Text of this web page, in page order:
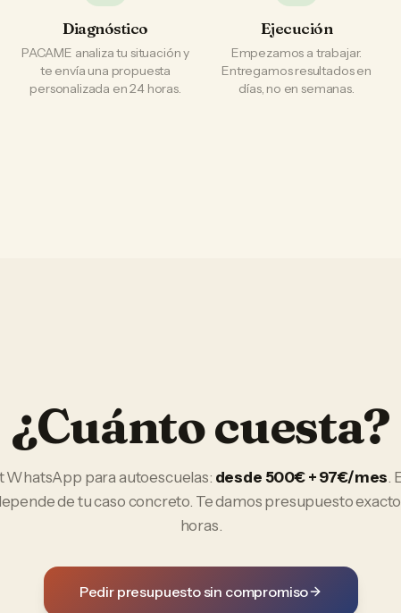
Diagnóstico
PACAME analiza tu situación y
te envía una propuesta
personalizada en 24 horas.
Ejecución
Empezamos a trabajar.
Entregamos resultados en
días, no en semanas.
¿Cuánto cuesta?
WhatsApp paraautoescuelas: desde 500€ + 97€/mes.
de tu caso concreto. Te damos presupuesto
horas.
Pedir presupuesto sin compromiso